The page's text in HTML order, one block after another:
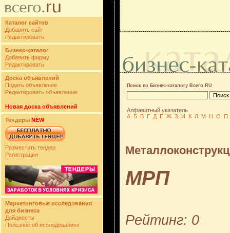
Каталог сайтов
Добавить сайт
Редактировать
Бизнес-каталог
Добавить фирму
Редактировать
Доска объявлений
Подать объявление
Редактировать объявление
Новая доска объявлений
Тендеры NEW
Разместить тендер
Регистрация
Маркетинговые исследования
для бизнеса
Дайджесты
Полезное об исследованиях
Поиск по Бизнес-каталогу Всего.RU
Алфавитный указатель
А Б В Г Д Е Ж З И К Л М Н О П
МРП
Рейтинг: 0